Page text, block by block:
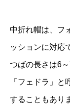
中折れ帽は、フ
ッションに対応
つばの長さは6
「フェドラ」
することもあり